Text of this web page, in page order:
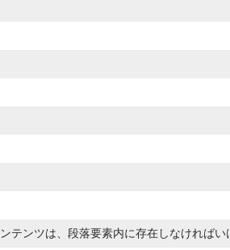
テンツは、段落要素内に存在しなければい